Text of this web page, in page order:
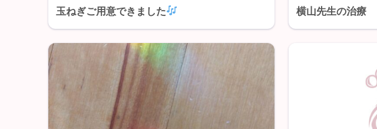
玉ねぎご用意できました 横山先生の治療